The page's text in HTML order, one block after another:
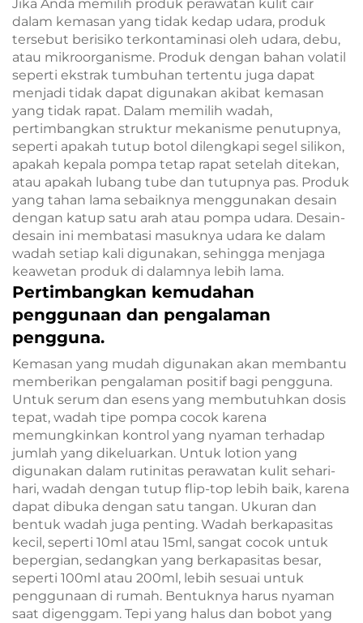
Jika Anda memilih produk perawatan kulit cair
dalam kemasan yang tidak kedap udara, produk
tersebut berisiko terkontaminasi oleh udara, debu,
atau mikroorganisme. Produk dengan bahan volatil
seperti ekstrak tumbuhan tertentu juga dapat
menjadi tidak dapat digunakan akibat kemasan
yang tidak rapat. Dalam memilih wadah,
pertimbangkan struktur mekanisme penutupnya,
seperti apakah tutup botol dilengkapi segel silikon,
apakah kepala pompa tetap rapat setelah ditekan,
atau apakah lubang tube dan tutupnya pas. Produk
yang tahan lama sebaiknya menggunakan desain
dengan katup satu arah atau pompa udara. Desain-
desain ini membatasi masuknya udara ke dalam
wadah setiap kali digunakan, sehingga menjaga
keawetan produk di dalamnya lebih lama.
Pertimbangkan kemudahan
penggunaan dan pengalaman
pengguna.
Kemasan yang mudah digunakan akan membantu
memberikan pengalaman positif bagi pengguna.
Untuk serum dan esens yang membutuhkan dosis
tepat, wadah tipe pompa cocok karena
memungkinkan kontrol yang nyaman terhadap
jumlah yang dikeluarkan. Untuk lotion yang
digunakan dalam rutinitas perawatan kulit sehari-
hari, wadah dengan tutup flip-top lebih baik, karena
dapat dibuka dengan satu tangan. Ukuran dan
bentuk wadah juga penting. Wadah berkapasitas
kecil, seperti 10ml atau 15ml, sangat cocok untuk
bepergian, sedangkan yang berkapasitas besar,
seperti 100ml atau 200ml, lebih sesuai untuk
penggunaan di rumah. Bentuknya harus nyaman
saat digenggam. Tepi yang halus dan bobot yang